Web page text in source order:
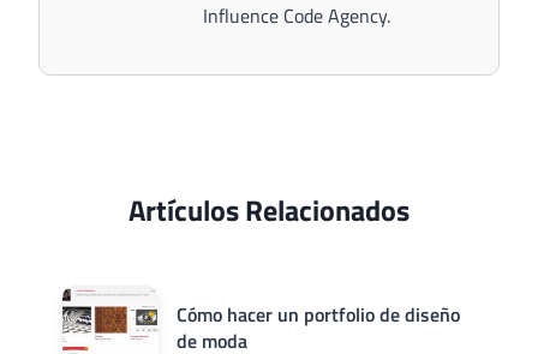
Influence Code Agency.
Artículos Relacionados
Cómo hacer un portfolio de diseño
de moda